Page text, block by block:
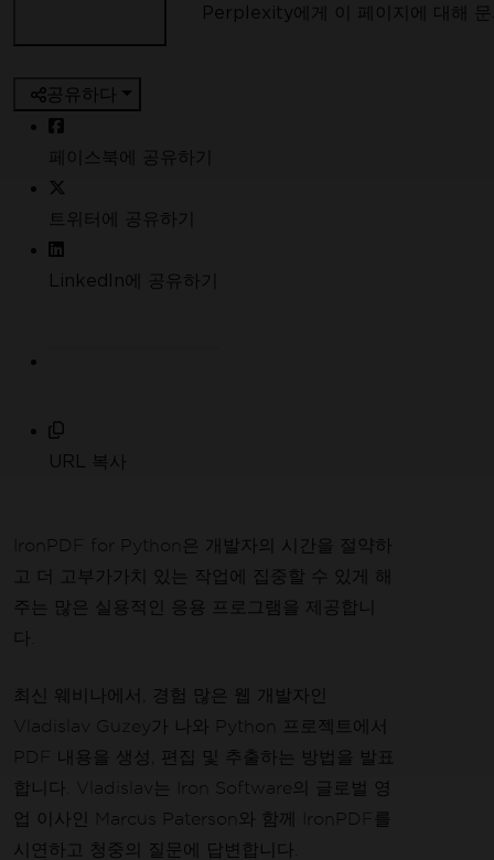
Perplexity에게 이 페이지에 대해 문
공유하다
페이스북에 공유하기
트위터에 공유하기
LinkedIn에 공유하기
URL 복사
IronPDF for Python은 개발자의 시간을 절약하
고 더 고부가가치 있는 작업에 집중할 수 있게 해
주는 많은 실용적인 응용 프로그램을 제공합니
다.
최신 웨비나에서, 경험 많은 웹 개발자인
Vladislav Guzey가 나와 Python 프로젝트에서
PDF 내용을 생성, 편집 및 추출하는 방법을 발표
합니다. Vladislav는 Iron Software의 글로벌 영
업 이사인 Marcus Paterson와 함께 IronPDF를
시연하고 청중의 질문에 답변합니다.